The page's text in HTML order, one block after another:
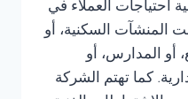
احتياجات العملاء في
المنشآت السكنية، أو
أو المدارس، أو
كما تهتم الشركة